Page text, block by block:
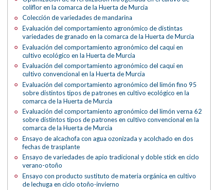
coliflor en la comarca de la Huerta de Murcia
Colección de variedades de mandarina
Evaluación del comportamiento agronómico de distintas
variedades de granado en la comarca de la Huerta de Murcia
Evaluación del comportamiento agronómico del caqui en
cultivo ecológico en la Huerta de Murcia
Evaluación del comportamiento agronómico del caqui en
cultivo convencional en la Huerta de Murcia
Evaluación del comportamiento agronómico del limón fino 95
sobre distintos tipos de patrones en cultivo ecológico en la
comarca de la Huerta de Murcia
Evaluación del comportamiento agronómico del limón verna 62
sobre distintos tipos de patrones en cultivo convencional en la
comarca de la Huerta de Murcia
Ensayo de alcachofa con agua ozonizada y acolchado en dos
fechas de trasplante
Ensayo de variedades de apio tradicional y doble stick en ciclo
verano-otoño
Ensayo con producto sustituto de materia orgánica en cultivo
de lechuga en ciclo otoño-invierno